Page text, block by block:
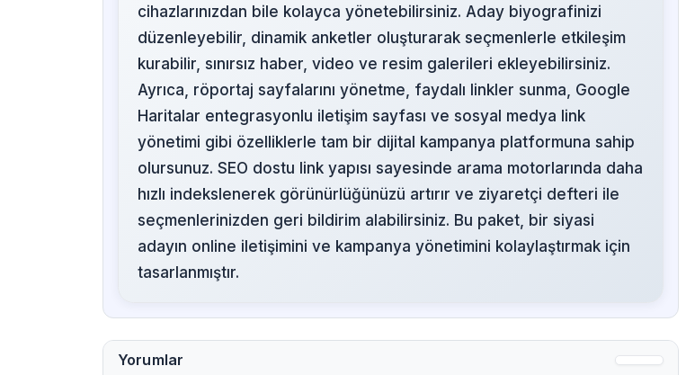
cihazlarınızdan bile kolayca yönetebilirsiniz. Aday biyografinizi
düzenleyebilir, dinamik anketler oluşturarak seçmenlerle etkileşim
kurabilir, sınırsız haber, video ve resim galerileri ekleyebilirsiniz.
Ayrıca, röportaj sayfalarını yönetme, faydalı linkler sunma, Google
Haritalar entegrasyonlu iletişim sayfası ve sosyal medya link
yönetimi gibi özelliklerle tam bir dijital kampanya platformuna sahip
olursunuz. SEO dostu link yapısı sayesinde arama motorlarında daha
hızlı indekslenerek görünürlüğünüzü artırır ve ziyaretçi defteri ile
seçmenlerinizden geri bildirim alabilirsiniz. Bu paket, bir siyasi
adayın online iletişimini ve kampanya yönetimini kolaylaştırmak için
tasarlanmıştır.
Yorumlar